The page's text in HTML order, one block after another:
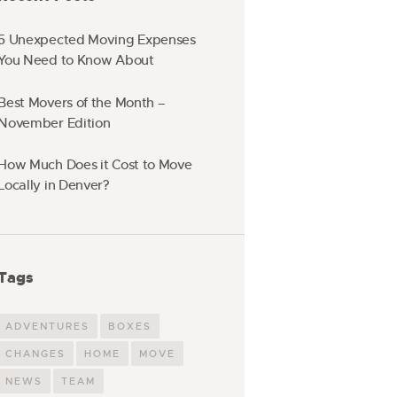
Unexpected Moving Expenses
Need to Know About
Movers of the Month –
Edition
Much Does it Cost to Move
in Denver?
ADVENTURES BOXES
CHANGES HOME MOVE
NEWS TEAM